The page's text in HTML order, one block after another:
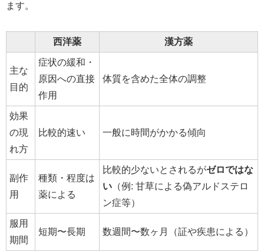
ます。
西洋薬 漢方薬
主な
目的
症状の緩和・
原因への直接
作用
体質を含めた全体の調整
効果
の現
れ方
比較的速い 一般に時間がかかる傾向
副作
用
種類・程度は
薬による
比較的少ないとされるがゼロではな
い （例: 甘草による偽アルドステロ
ン症等）
服用
期間
短期〜長期 数週間〜数ヶ月（証や疾患による）